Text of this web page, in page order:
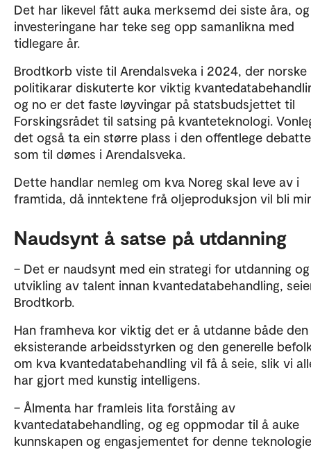
Det har likevel fått auka merksemd dei siste åra, og
investeringane har teke seg opp samanlikna med
tidlegare år.
Brodtkorb viste til Arendalsveka i 2024, der norske
politikarar diskuterte kor viktig
og no er det faste løyvingar på statsbudsjettet til
Forskingsrådet til satsing på kvanteteknologi.
det også ta ein større plass i den offentlege
som til dømes i Arendalsveka.
Dette handlar nemleg om kva Noreg skal leve av i
framtida, då inntektene frå oljeproduksjon vil bli
Naudsynt å satse på utdanning
– Det er naudsynt med ein strategi for utdanning og
utvikling av talent innan kvantedatabehandling,
Brodtkorb.
Han framheva kor viktig det er å utdanne både den
eksisterande arbeidsstyrken og den generelle
om kva kvantedatabehandling vil få å seie, slik vi
har gjort med kunstig intelligens.
– Ålmenta har framleis lita forståing av
kvantedatabehandling, og eg oppmodar til å auke
kunnskapen og engasjementet for denne